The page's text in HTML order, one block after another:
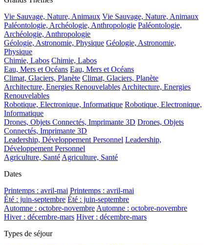
Vie Sauvage, Nature, Animaux Vie Sauvage, Nature, Animaux
Paléontologie, Archéologie, Anthropologie Paléontologie,
Archéologie, Anthropologie
Géologie, Astronomie, Physique Géologie, Astronomie,
Physique
Chimie, Labos Chimie, Labos
Eau, Mers et Océans Eau, Mers et Océans
Climat, Glaciers, Planète Climat, Glaciers, Planète
Architecture, Energies Renouvelables Architecture, Energies
Renouvelables
Robotique, Electronique, Informatique Robotique, Electronique,
Informatique
Drones, Objets Connectés, Imprimante 3D Drones, Objets
Connectés, Imprimante 3D
Leadership, Développement Personnel Leadership,
Développement Personnel
Agriculture, Santé Agriculture, Santé
Dates
Printemps : avril-mai Printemps : avril-mai
Été : juin-septembre Été : juin-septembre
Automne : octobre-novembre Automne : octobre-novembre
Hiver : décembre-mars Hiver : décembre-mars
Types de séjour